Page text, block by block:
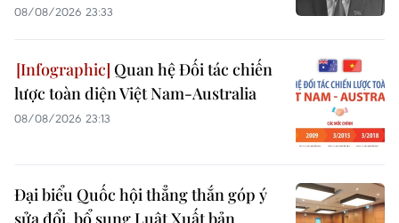
08/08/2026 23:33
Quan hệ Đối tác chiến
lược toàn diện Việt Nam-Australia
08/08/2026 23:13
Đại biểu Quốc hội thẳng thắn góp ý
sửa đổi, bổ sung Luật Xuất bản